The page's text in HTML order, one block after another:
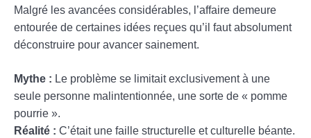
Malgré les avancées considérables, l’affaire demeure
entourée de certaines idées reçues qu’il faut absolument
déconstruire pour avancer sainement.
Mythe : Le problème se limitait exclusivement à une
seule personne malintentionnée, une sorte de « pomme
pourrie ».
Réalité : C’était une faille structurelle et culturelle béante.